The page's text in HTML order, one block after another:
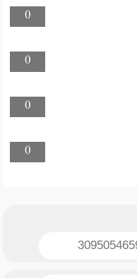
0
0
0
0